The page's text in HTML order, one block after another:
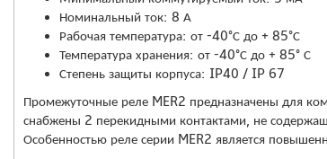
Номинальный ток: 8 А
Рабочая температура: от -40°С до + 85°С
Температура хранения: от -40°С до + 85° С
Степень защиты корпуса: IP40 / IP 67
Промежуточные реле MER2 предназначены для
снабжены 2 перекидными контактами, не
Особенностью реле серии MER2 является